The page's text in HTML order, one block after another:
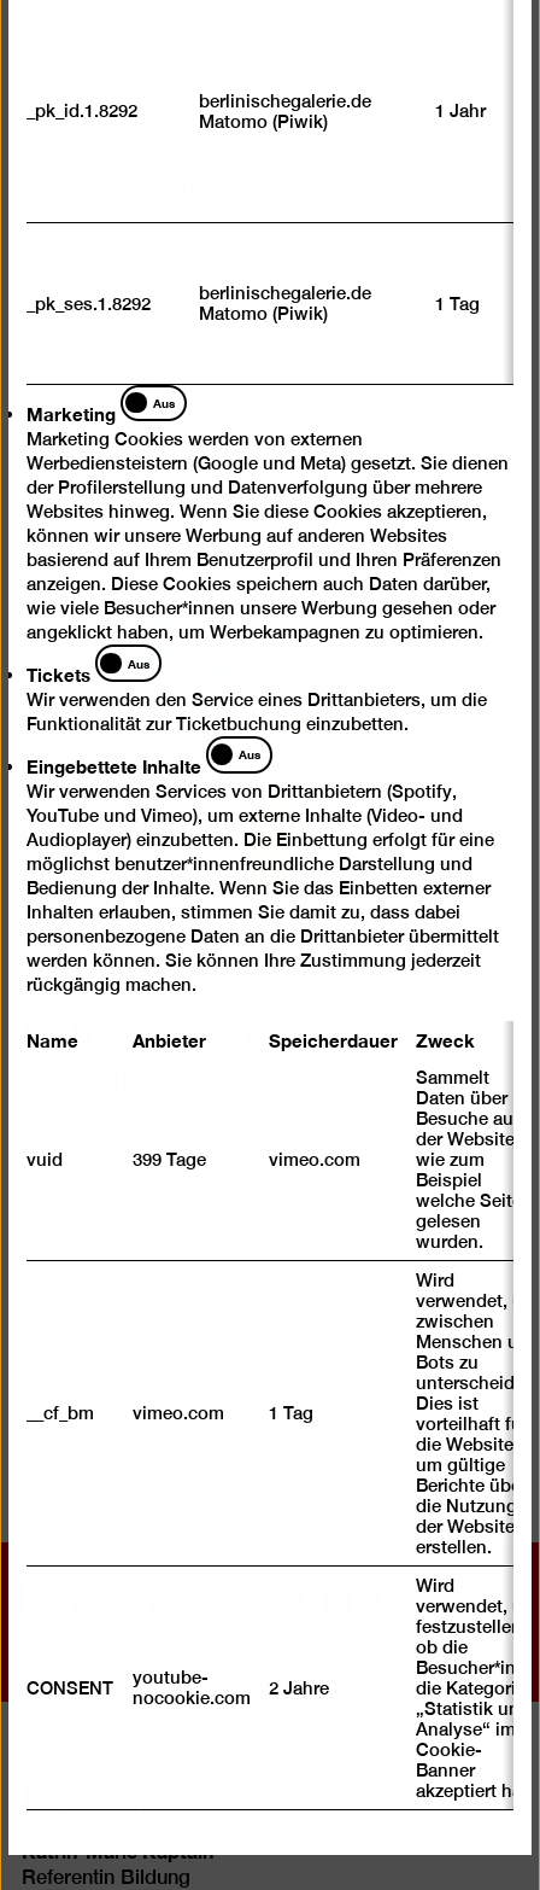
Termine: täglich, außer dienstags, zwischen 10:15 Uhr
Eintritts pro Person)
Führungen auch in englischer und französischer
Über denMuseumsdienst Berlinkönnen Sie einen
Termin für Ihre individuelle Führung vereinbaren.
Anmeldung und nähere Informationen: Tel +49 (0)30-
247 49-888,museumsdienst@kulturprojekte.berlin
© Daniel Müller
Führungen für
Schulklassen
Wir bieten dialogische Themenführungen für
Schulklassen der Sek I und Sek II zu verschiedenen
und der Dauerausstellung
Die Führungen und Workshops finden während der
Öffnungszeiten von Mittwoch bis Freitag von 10 Uhr
Angebote für
Kontakt Museumsdienst Berlin: Tel +49 (0)30-247 49-
Barrierefreie Führungen
Kontakt
Katrin-Marie Kaptain
Referentin Bildung
_pk_id.1.8292
berlinischegalerie.de
Matomo (Piwik)
1 Jahr
_pk_ses.1.8292
berlinischegalerie.de
Matomo (Piwik)
1 Tag
Marketing
Marketing
Aus
Marketing Cookies werden von externen
Werbediensteistern (Google und Meta) gesetzt. Sie dienen
der Profilerstellung und Datenverfolgung über mehrere
Websites hinweg. Wenn Sie diese Cookies akzeptieren,
können wir unsere Werbung auf anderen Websites
basierend auf Ihrem Benutzerprofil und Ihren Präferenzen
anzeigen. Diese Cookies speichern auch Daten darüber,
wie viele Besucher*innen unsere Werbung gesehen oder
angeklickt haben, um Werbekampagnen zu optimieren.
Tickets
Tickets
Aus
Wir verwenden den Service eines Drittanbieters, um die
Funktionalität zur Ticketbuchung einzubetten.
Eingebettete Inhalte
Eingebettete
Inhalte
Aus
Wir verwenden Services von Drittanbietern (Spotify,
YouTube und Vimeo), um externe Inhalte (Video- und
Audioplayer) einzubetten. Die Einbettung erfolgt für eine
möglichst benutzer*innenfreundliche Darstellung und
Bedienung der Inhalte. Wenn Sie das Einbetten externer
Inhalten erlauben, stimmen Sie damit zu, dass dabei
personenbezogene Daten an die Drittanbieter übermittelt
werden können. Sie können Ihre Zustimmung jederzeit
rückgängig machen.
Name Anbieter Speicherdauer Zweck
vuid 399 Tage vimeo.com
Sammelt
Daten über
Besuche auf
der Website,
wie zum
Beispiel
welche Seiten
gelesen
wurden.
__cf_bm vimeo.com 1 Tag
Wird
verwendet, um
zwischen
Menschen und
Bots zu
unterscheiden.
Dies ist
vorteilhaft für
die Website,
um gültige
Berichte über
die Nutzung
der Website zu
erstellen.
CONSENT
youtube-
nocookie.com
2 Jahre
Wird
verwendet, um
festzustellen ,
ob die
Besucher*in
die Kategorie
„Statistik und
Analyse“ im
Cookie-
Banner
akzeptiert hat